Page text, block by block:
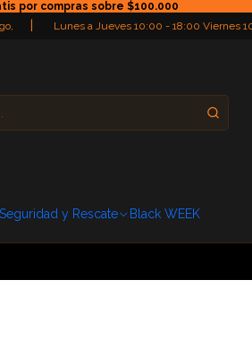
por compras sobre $100.000
Lunes a Jueves 10:00 - 18:00 Viernes
y Rescate Black WEEK